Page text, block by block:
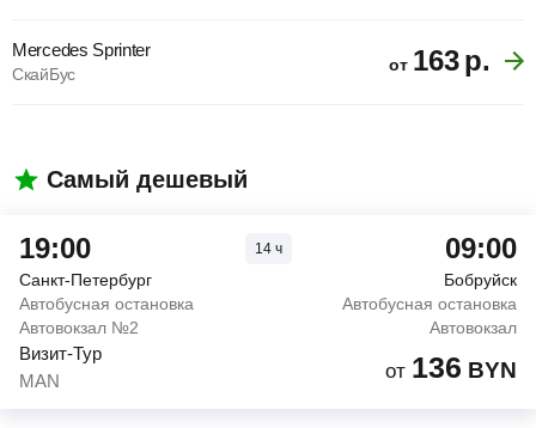
Mercedes Sprinter
СкайБус
от 163р.
Самый дешевый
19:00 14ч 09:00
Санкт-Петербург
Бобруйск
Автобусная остановка
Автовокзал №2
Автобусная остановка
Автовокзал
Визит-Тур
MAN
от 136 BYN